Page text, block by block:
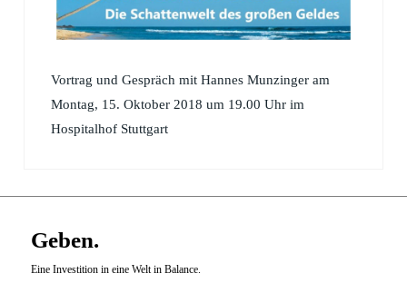
Vortrag und Gespräch mit Hannes Munzinger am
Montag, 15. Oktober 2018 um 19.00 Uhr im
Hospitalhof Stuttgart
Geben.
Eine Investition in eine Welt in Balance.